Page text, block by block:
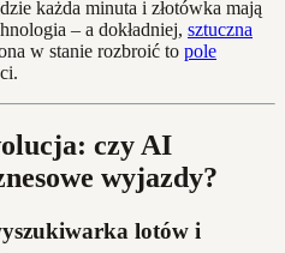
każda minuta i złotówka mają
– a dokładniej, sztuczna
w stanie rozbroić to pole
czy AI
wyjazdy?
lotów i